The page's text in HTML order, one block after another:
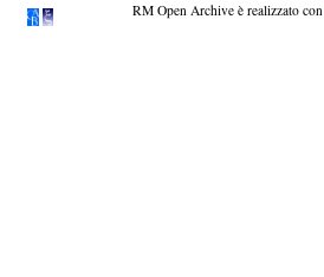
RM Open Archive è realizzato con